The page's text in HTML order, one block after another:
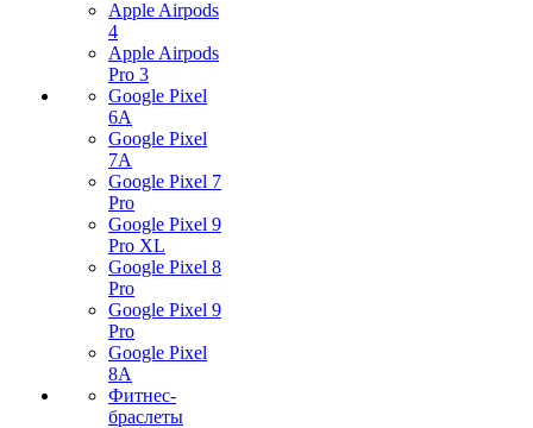
Apple Airpods
4
Apple Airpods
Pro 3
Google Pixel
6A
Google Pixel
7А
Google Pixel 7
Pro
Google Pixel 9
Pro XL
Google Pixel 8
Pro
Google Pixel 9
Pro
Google Pixel
8A
Фитнес-
браслеты